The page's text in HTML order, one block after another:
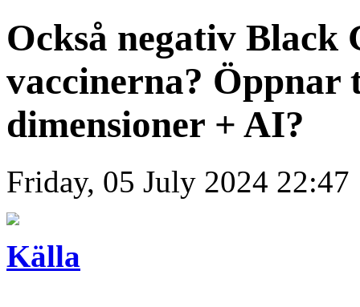
Också negativ Black
vaccinerna?
dimensioner + AI?
Friday, 05 July 2024 22:47
Källa